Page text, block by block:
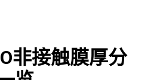
非接触膜厚分